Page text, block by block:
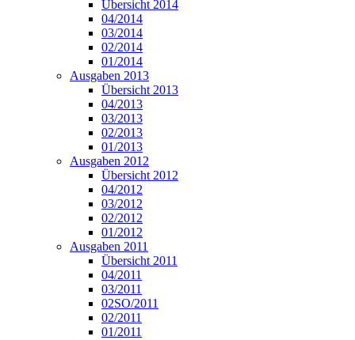
Übersicht 2014
04/2014
03/2014
02/2014
01/2014
Ausgaben 2013
Übersicht 2013
04/2013
03/2013
02/2013
01/2013
Ausgaben 2012
Übersicht 2012
04/2012
03/2012
02/2012
01/2012
Ausgaben 2011
Übersicht 2011
04/2011
03/2011
02SO/2011
02/2011
01/2011